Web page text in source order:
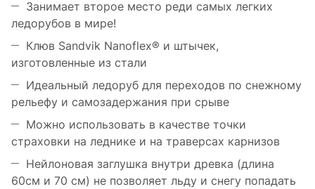
Занимает второе место реди самых легких
ледорубов в мире!
Клюв Sandvik Nanoflex® и штычек,
изготовленные из стали
Идеальный ледоруб для переходов по снежному
рельефу и самозадержания при срыве
Можно использовать в качестве точки
страховки на леднике и на траверсах карнизов
Нейлоновая заглушка внутри древка (длина
60см и 70 см) не позволяет льду и снегу попадать